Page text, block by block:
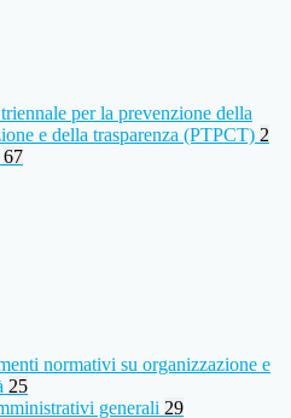
per la prevenzione della
e della trasparenza (PTPCT) 2
67
normativi su organizzazione e
25
generali 29